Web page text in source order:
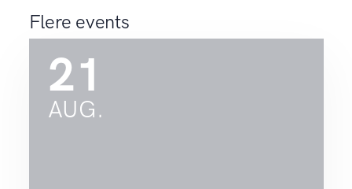
Flere events
21
AUG.